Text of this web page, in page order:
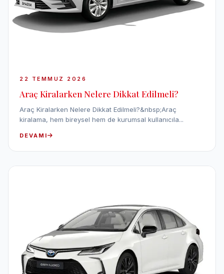
22 TEMMUZ 2026
Araç Kiralarken Nelere Dikkat Edilmeli?
Araç Kiralarken Nelere Dikkat Edilmeli?&nbsp;Araç
kiralama, hem bireysel hem de kurumsal kullanıcıla...
DEVAMI